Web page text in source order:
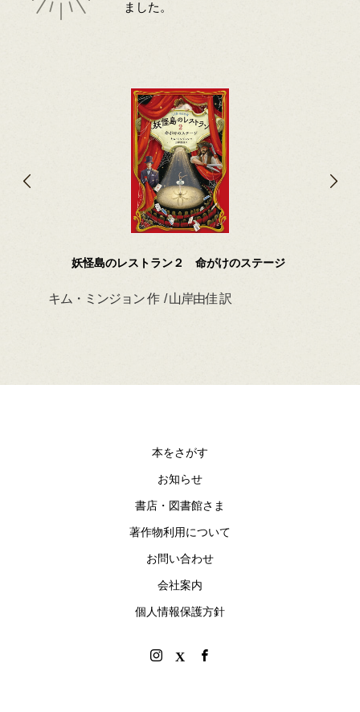
ました。
妖怪島のレストラン２ 命がけのステージ
キム・ミンジョン 作 / 山岸由佳 訳
本をさがす
お知らせ
書店・図書館さま
著作物利用について
お問い合わせ
会社案内
個人情報保護方針